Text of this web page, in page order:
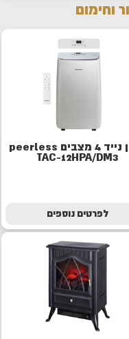
וחימום
מזגן נייד 4 מצבים peerless
TAC-12HPA/DM3
לפרטים נוספים